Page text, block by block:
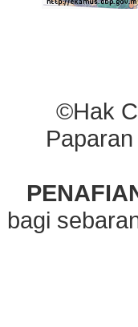
©Hak
bagi